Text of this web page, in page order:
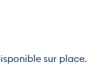
sur place.